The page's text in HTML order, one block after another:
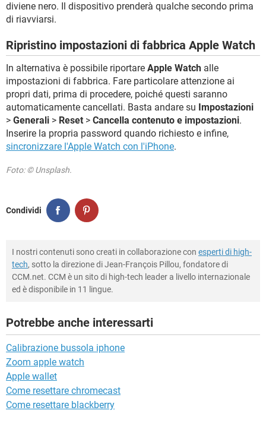
diviene nero. Il dispositivo prenderà qualche secondo prima
di riavviarsi.
Ripristino impostazioni di fabbrica Apple Watch
In alternativa è possibile riportare Apple Watch alle
impostazioni di fabbrica. Fare particolare attenzione ai
propri dati, prima di procedere, poiché questi saranno
automaticamente cancellati. Basta andare su Impostazioni
> Generali > Reset > Cancella contenuto e impostazioni.
Inserire la propria password quando richiesto e infine,
sincronizzare l'Apple Watch con l'iPhone.
Foto: © Unsplash.
Condividi
I nostri contenuti sono creati in collaborazione con esperti di high-
tech, sotto la direzione di Jean-François Pillou, fondatore di
CCM.net. CCM è un sito di high-tech leader a livello internazionale
ed è disponibile in 11 lingue.
Potrebbe anche interessarti
Calibrazione bussola iphone
Zoom apple watch
Apple wallet
Come resettare chromecast
Come resettare blackberry